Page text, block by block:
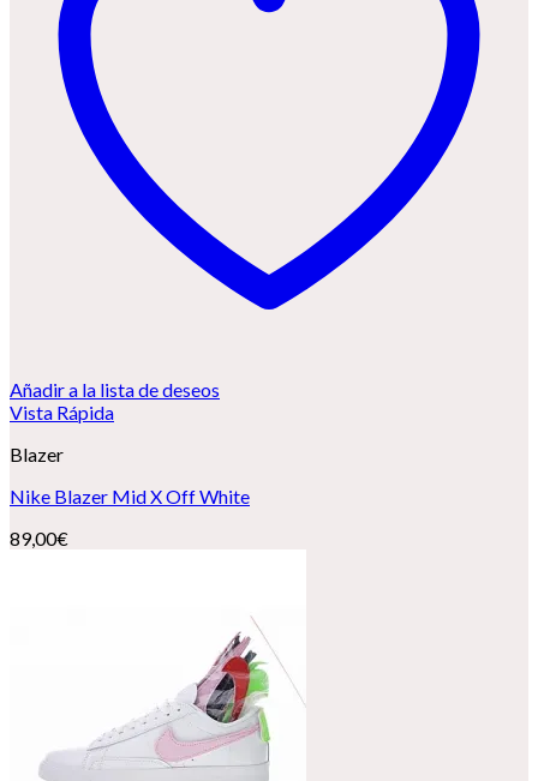
Añadir a la lista de deseos
Vista Rápida
Blazer
Nike Blazer Mid X Off White
89,00€